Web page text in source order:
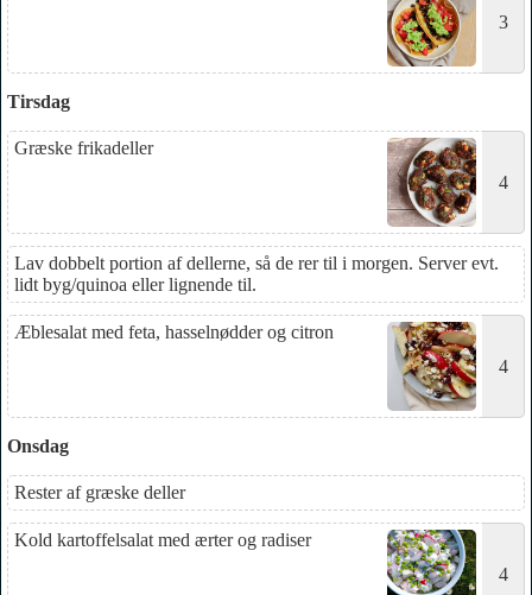
3
Tirsdag
Græske frikadeller
4
Lav dobbelt portion af dellerne, så de rer til i morgen. Server evt.
lidt byg/quinoa eller lignende til.
Æblesalat med feta, hasselnødder og citron
4
Onsdag
Rester af græske deller
Kold kartoffelsalat med ærter og radiser
4